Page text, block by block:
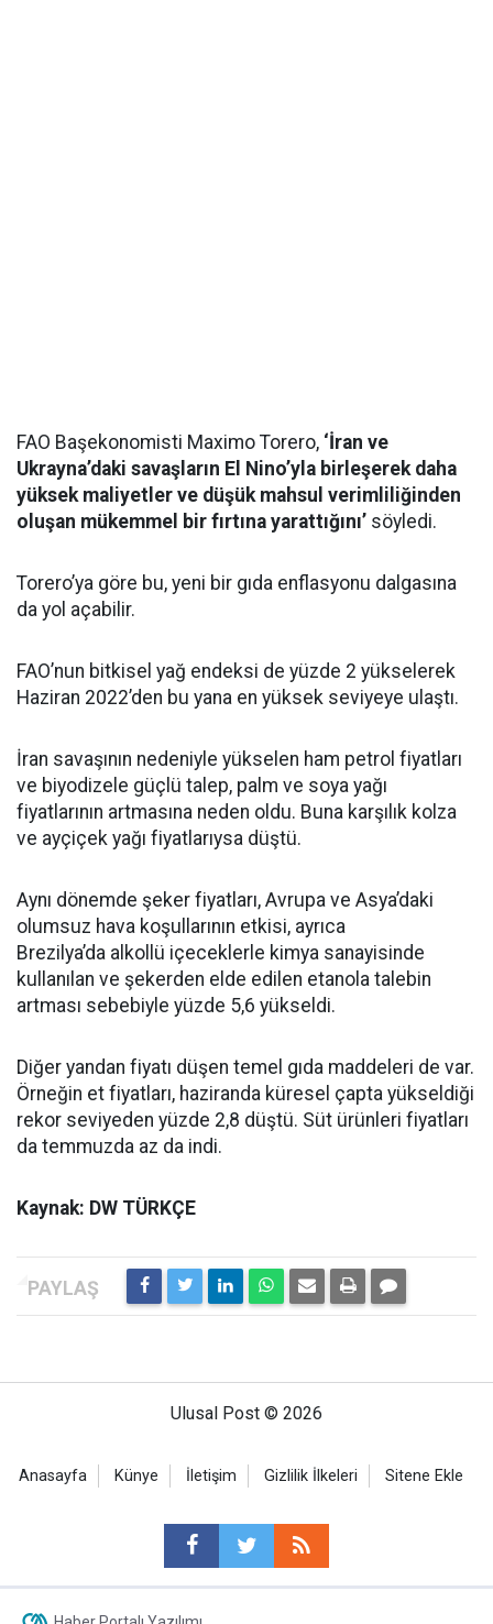
FAO Başekonomisti Maximo Torero, ‘İran ve
Ukrayna’daki savaşların El Nino’yla birleşerek daha
yüksek maliyetler ve düşük mahsul verimliliğinden
oluşan mükemmel bir fırtına yarattığını’ söyledi.
Torero’ya göre bu, yeni bir gıda enflasyonu dalgasına
da yol açabilir.
FAO’nun bitkisel yağ endeksi de yüzde 2 yükselerek
Haziran 2022’den bu yana en yüksek seviyeye ulaştı.
İran savaşının nedeniyle yükselen ham petrol fiyatları
ve biyodizele güçlü talep, palm ve soya yağı
fiyatlarının artmasına neden oldu. Buna karşılık kolza
ve ayçiçek yağı fiyatlarıysa düştü.
Aynı dönemde şeker fiyatları, Avrupa ve Asya’daki
olumsuz hava koşullarının etkisi, ayrıca
Brezilya’da alkollü içeceklerle kimya sanayisinde
kullanılan ve şekerden elde edilen etanola talebin
artması sebebiyle yüzde 5,6 yükseldi.
Diğer yandan fiyatı düşen temel gıda maddeleri de var.
Örneğin et fiyatları, haziranda küresel çapta yükseldiği
rekor seviyeden yüzde 2,8 düştü. Süt ürünleri fiyatları
da temmuzda az da indi.
Kaynak: DW TÜRKÇE
Ulusal Post © 2026
Anasayfa Künye İletişim Gizlilik İlkeleri Sitene Ekle